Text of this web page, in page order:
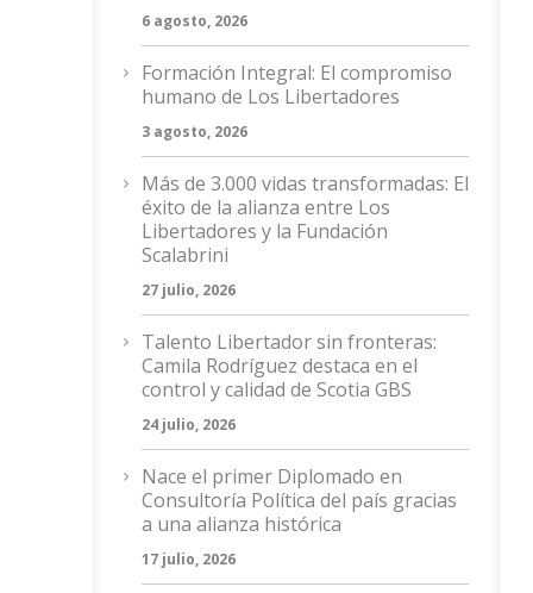
6 agosto, 2026
Formación Integral: El compromiso
humano de Los Libertadores
3 agosto, 2026
Más de 3.000 vidas transformadas: El
éxito de la alianza entre Los
Libertadores y la Fundación
Scalabrini
27 julio, 2026
Talento Libertador sin fronteras:
Camila Rodríguez destaca en el
control y calidad de Scotia GBS
24 julio, 2026
Nace el primer Diplomado en
Consultoría Política del país gracias
a una alianza histórica
17 julio, 2026